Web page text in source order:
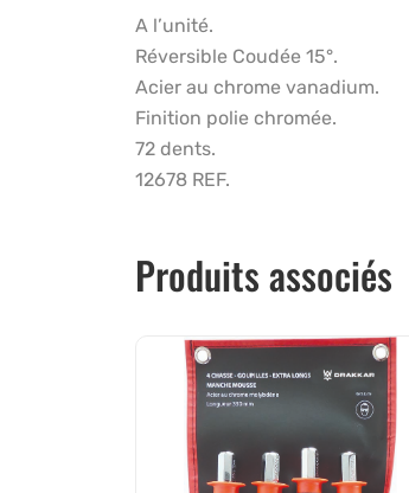
A l’unité.
Réversible Coudée 15°.
Acier au chrome vanadium.
Finition polie chromée.
72 dents.
12678 REF.
Produits associés